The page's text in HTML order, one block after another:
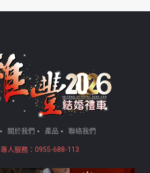
關於我們 產品 聯絡我們
專人服務：0955-688-113